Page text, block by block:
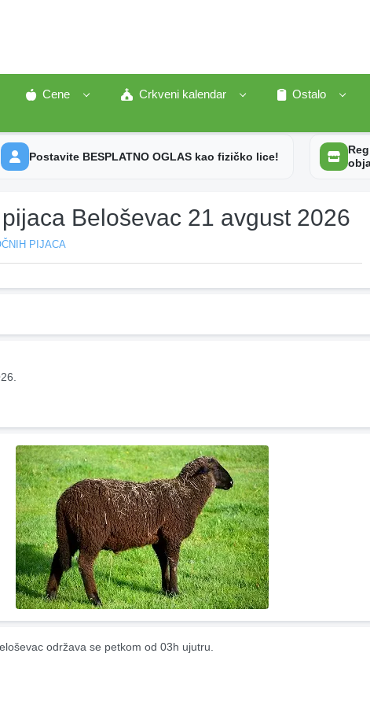
Cene Crkveni kalendar
Ostalo
Postavite BESPLATNO OGLAS kao fizičko lice!
Beloševac 21 avgust 2026
PIJACA
održava se petkom od 03h ujutru.